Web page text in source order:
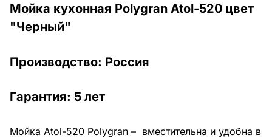
Мойка кухонная Polygran Atol-520 цвет
"Черный"
Производство: Россия
Гарантия: 5 лет
Мойка Atol-520 Polygran – вместительна и удобна в